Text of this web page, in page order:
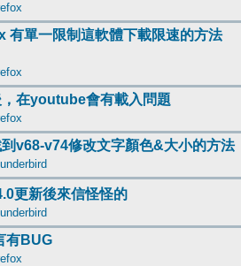
有單一限制這軟體下載限速的方法
在youtube會有載入問題
v68-v74修改文字顏色&大小的方法
更新後來信怪怪的
有BUG